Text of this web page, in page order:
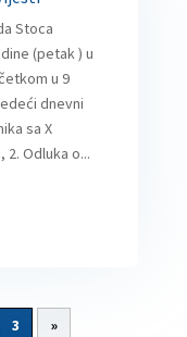
Stoca
(petak ) u
u 9
dnevni
sa X
Odluka o...
3 »